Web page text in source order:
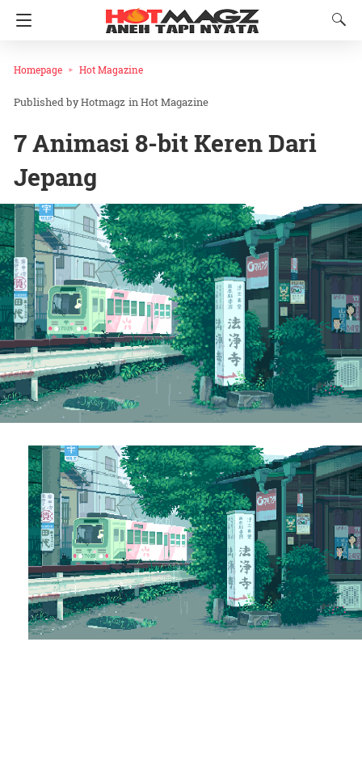
Homepage Hot Magazine
Hotmagz inHot Magazine
7 Animasi 8-bit Keren Dari
Jepang